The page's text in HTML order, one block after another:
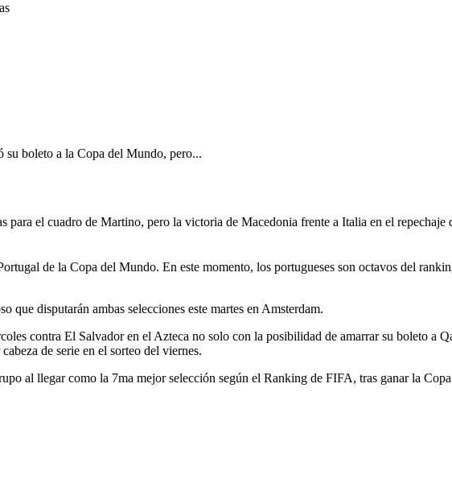
su boleto a la Copa del Mundo, pero...
para el cuadro de Martino, pero la victoria de Macedonia frente a Italia en el
de la Copa del Mundo. En este momento, los portugueses son octavos del
que disputarán ambas selecciones este martes en Amsterdam.
contra El Salvador en el Azteca no solo con la posibilidad de amarrar su boleto a
de serie en el sorteo del viernes.
al llegar como la 7ma mejor selección según el Ranking de FIFA, tras ganar la